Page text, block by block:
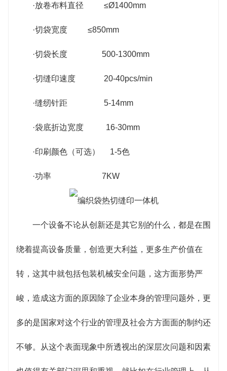
·放卷布料直径 ≤Ø1400mm
·切袋宽度 ≤850mm
·切袋长度 500-1300mm
·切缝印速度 20-40pcs/min
·缝纫针距 5-14mm
·袋底折边宽度 16-30mm
·印刷颜色（可选） 1-5色
·功率 7KW
一个设备不论从创新还是其它别的什么，都是在围
绕着提高设备质量，创造更大利益，更多生产价值在
转，这其中就包括包装机械安全问题，这方面形势严
峻，造成这方面的原因除了企业本身的管理问题外，更
多的是国家对这个行业的管理及社会方方面面的制约还
不够。从这个表面现象中所透视出的深层次问题和因素